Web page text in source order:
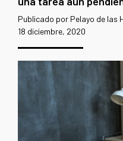
Publicado por Pelayo de las
18 diciembre, 2020